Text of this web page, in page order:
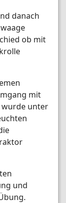
danach
ob mit
mit
wurde unter
und